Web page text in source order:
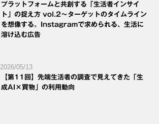
プラットフォームと共創する「生活者インサイ
ト」の捉え方 vol.2～ターゲットのタイムライン
を想像する。Instagramで求められる、生活に
溶け込む広告
2026/05/13
【第11回】先端生活者の調査で見えてきた「生
成AI×買物」の利用動向